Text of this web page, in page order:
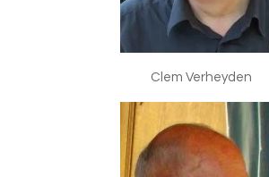
Clem Verheyden